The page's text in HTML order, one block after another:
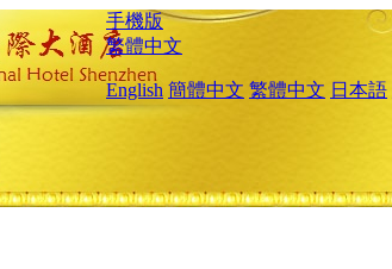
手機版
繁體中文
English 簡體中文 繁體中文 日本語